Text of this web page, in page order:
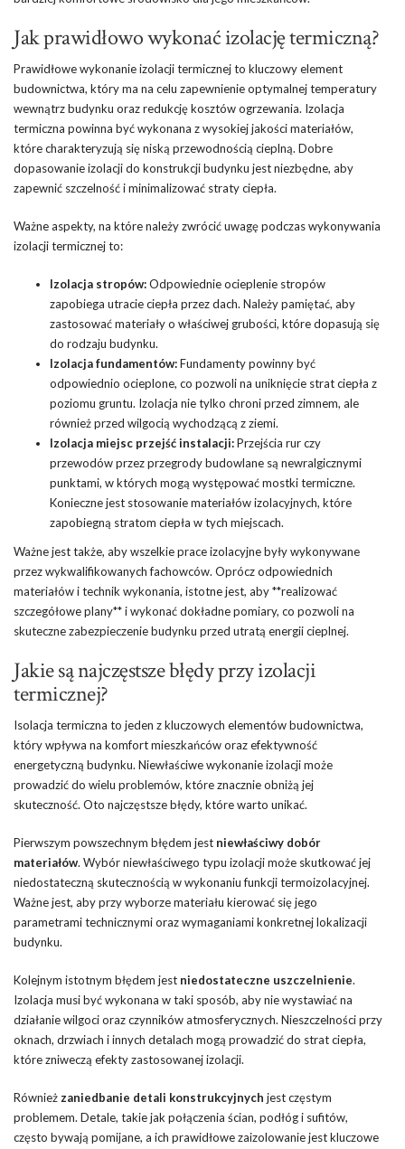
Jak prawidłowo wykonać izolację termiczną?
Prawidłowe wykonanie izolacji termicznej to kluczowy element
budownictwa, który ma na celu zapewnienie optymalnej temperatury
wewnątrz budynku oraz redukcję kosztów ogrzewania. Izolacja
termiczna powinna być wykonana z wysokiej jakości materiałów,
które charakteryzują się niską przewodnością cieplną. Dobre
dopasowanie izolacji do konstrukcji budynku jest niezbędne, aby
zapewnić szczelność i minimalizować straty ciepła.
Ważne aspekty, na które należy zwrócić uwagę podczas wykonywania
izolacji termicznej to:
Izolacja stropów:Odpowiednieocieplenie stropów
zapobiega utracie ciepła przez dach. Należy pamiętać, aby
zastosować materiały o właściwej grubości, które dopasują się
do rodzaju budynku.
Izolacja fundamentów:Fundamenty powinny być
odpowiednio ocieplone, co pozwoli na uniknięcie strat ciepła z
poziomu gruntu. Izolacja nie tylko chroni przed zimnem, ale
również przed wilgocią wychodzącą z ziemi.
Izolacja miejsc przejść instalacji:Przejścia rur czy
przewodów przez przegrody budowlane są newralgicznymi
punktami, w których mogą występować mostki termiczne.
Konieczne jest stosowanie materiałów izolacyjnych, które
zapobiegną stratom ciepła w tych miejscach.
Ważne jest także, aby wszelkie prace izolacyjne były wykonywane
przez wykwalifikowanych fachowców. Oprócz odpowiednich
materiałów i technik wykonania, istotne jest, aby **realizować
szczegółowe plany** i wykonać dokładne pomiary, co pozwoli na
skuteczne zabezpieczenie budynku przed utratą energii cieplnej.
Jakie są najczęstsze błędy przy izolacji
termicznej?
Isolacja termiczna to jeden z kluczowych elementów budownictwa,
który wpływa na komfort mieszkańców oraz efektywność
energetyczną budynku. Niewłaściwe wykonanie izolacji może
prowadzić do wielu problemów, które znacznie obniżą jej
skuteczność. Oto najczęstsze błędy, które warto unikać.
Pierwszym powszechnym błędem jest niewłaściwy dobór
materiałów. Wybór niewłaściwego typu izolacji może skutkować jej
niedostateczną skutecznością w wykonaniu funkcji termoizolacyjnej.
Ważne jest, aby przy wyborze materiału kierować się jego
parametrami technicznymi oraz wymaganiami konkretnej lokalizacji
budynku.
Kolejnym istotnym błędem jest niedostateczne uszczelnienie.
Izolacja musi być wykonana w taki sposób, aby nie wystawiać na
działanie wilgoci oraz czynników atmosferycznych. Nieszczelności przy
oknach, drzwiach i innych detalach mogą prowadzić do strat ciepła,
które zniweczą efekty zastosowanej izolacji.
Równieżzaniedbanie detali konstrukcyjnych jest częstym
problemem. Detale, takie jak połączenia ścian, podłóg i sufitów,
często bywają pomijane, a ich prawidłowe zaizolowanie jest kluczowe